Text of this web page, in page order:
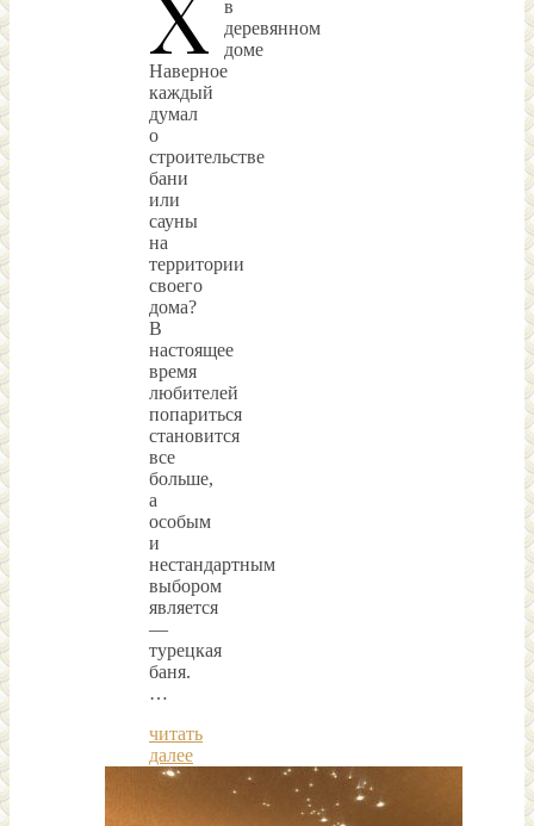
в
деревянном
доме
Наверное
каждый
думал
о
строительстве
бани
или
сауны
на
территории
своего
дома?
В
настоящее
время
любителей
попариться
становится
все
больше,
а
особым
и
нестандартным
выбором
является
—
турецкая
баня.
…
читать
далее